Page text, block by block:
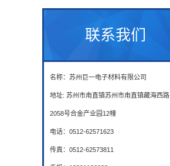
联系我们
名称：苏州巨一电子材料有限公司
地址: 苏州市甪直镇苏州市甪直镇藏海西路
2058号合金产业园12幢
电话：0512-62571623
传真：0512-62573811